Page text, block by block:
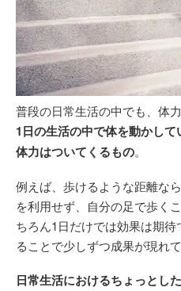
普段の日常生活の中でも、体
1日の生活の中で体を動かし
体力はついてくるもの。
例えば、歩けるような距離な
を利用せず、自分の足で歩く
ちろん1日だけでは効果は期
ることで少しずつ成果が現れて
日常生活におけるちょっとし